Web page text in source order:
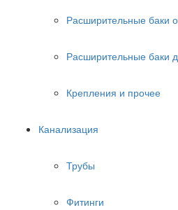
Расширительные баки
Расширительные баки
Крепления и прочее
Канализация
Трубы
Фитинги